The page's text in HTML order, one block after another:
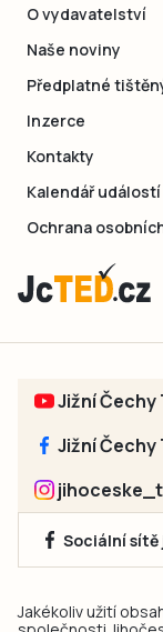
O vydavatelství
Naše noviny
Předplatné
Inzerce
Kontakty
Kalendář událostí
Ochrana
Jižní Čechy
Jižní Čechy
Sociální
Jakékoliv užití